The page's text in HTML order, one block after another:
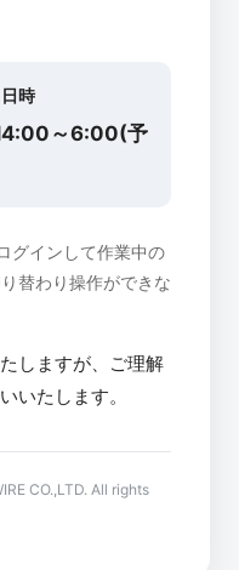
時
～6:00(予
グインして作業中の
替わり操作ができな
しますが、ご理解
いたします。
CO.,LTD. All rights